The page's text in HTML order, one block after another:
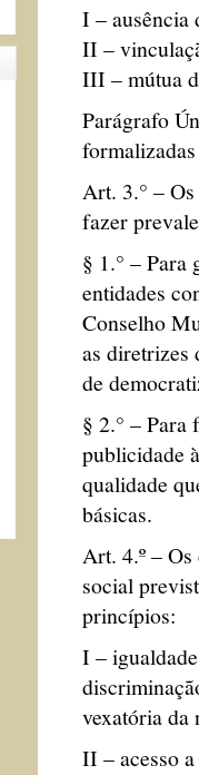
I – ausência
II –
III – mútua
Parágrafo
Art. 3.° –
fazer
§ 1.° – Para
entidades
Conselho
as diretrizes
de
§ 2.° – Para
publicidade
qualidade
básicas.
Art. 4.º –
social
princípios:
I –
vexatória da
II – acesso